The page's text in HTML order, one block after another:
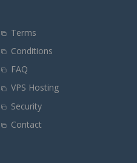
Terms
Conditions
FAQ
VPS Hosting
Security
Contact